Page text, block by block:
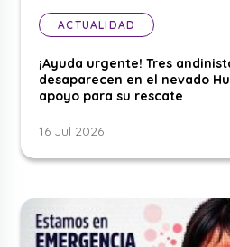
ACTUALIDAD
¡Ayuda urgente! Tres
desaparecen en el nevado
apoyo para su rescate
16 Jul 2026